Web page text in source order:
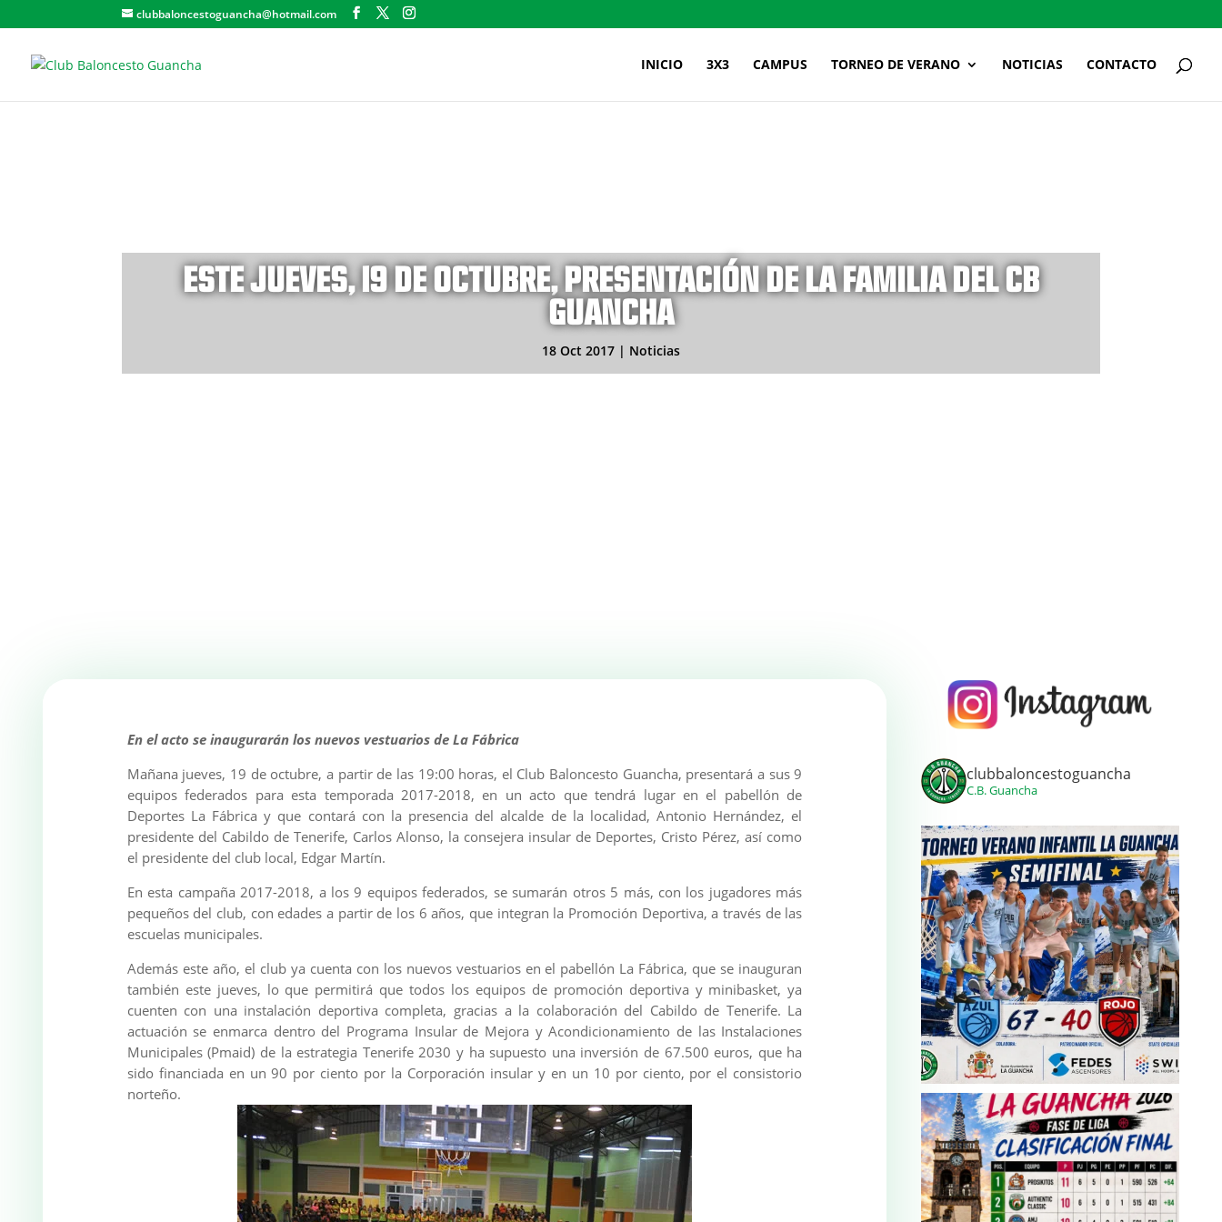
clubbaloncestoguancha@hotmail.com
INICIO 3X3 CAMPUS TORNEO DE VERANO NOTICIAS CONTACTO
ESTE JUEVES, 19 DE OCTUBRE, PRESENTACIÓN DE LA FAMILIA DEL CB
GUANCHA
18 Oct 2017 | Noticias
En el acto se inaugurarán los nuevos vestuarios de La Fábrica
Mañana jueves, 19 de octubre, a partir de las 19:00 horas, el Club Baloncesto Guancha, presentará a sus 9
equipos federados para esta temporada 2017-2018, en un acto que tendrá lugar en el pabellón de
Deportes La Fábrica y que contará con la presencia del alcalde de la localidad, Antonio Hernández, el
presidente del Cabildo de Tenerife, Carlos Alonso, la consejera insular de Deportes, Cristo Pérez, así como
el presidente del club local, Edgar Martín.
En esta campaña 2017-2018, a los 9 equipos federados, se sumarán otros 5 más, con los jugadores más
pequeños del club, con edades a partir de los 6 años, que integran la Promoción Deportiva, a través de las
escuelas municipales.
Además este año, el club ya cuenta con los nuevos vestuarios en el pabellón La Fábrica, que se inauguran
también este jueves, lo que permitirá que todos los equipos de promoción deportiva y minibasket, ya
cuenten con una instalación deportiva completa, gracias a la colaboración del Cabildo de Tenerife. La
actuación se enmarca dentro del Programa Insular de Mejora y Acondicionamiento de las Instalaciones
Municipales (Pmaid) de la estrategia Tenerife 2030 y ha supuesto una inversión de 67.500 euros, que ha
sido financiada en un 90 por ciento por la Corporación insular y en un 10 por ciento, por el consistorio
norteño.
clubbaloncestoguancha
C.B. Guancha